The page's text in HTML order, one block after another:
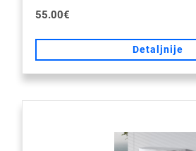
55.00€
Detaljnije